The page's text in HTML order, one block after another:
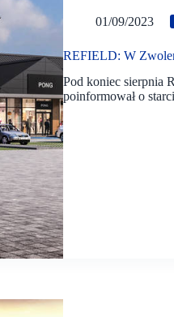
01/09/2023
REFIELD: W
Pod koniec sierpnia
poinformował o